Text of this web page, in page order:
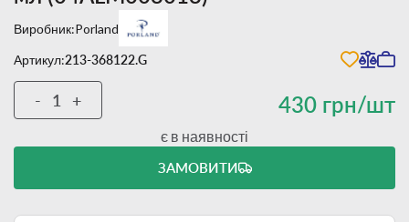
Виробник:Porland
Артикул:213-368122.G
430 грн/шт
- +
є в наявності
ЗАМОВИТИ